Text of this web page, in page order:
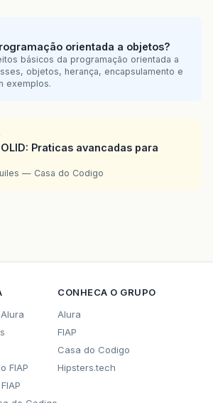
orientada a objetos?
básicos da programação orientada a
objetos, herança, encapsulamento e
exemplos.
Praticas avancadas para
— Casa do Codigo
FIAP
CONHECA O GRUPO
Alura
FIAP
Casa do Codigo
Hipsters.tech